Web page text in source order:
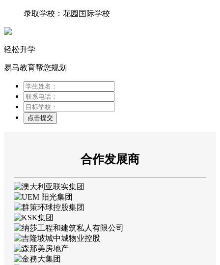
录取学校：花园国际学校
轻松升学
易马教育帮您规划
点击提交
合作发展商